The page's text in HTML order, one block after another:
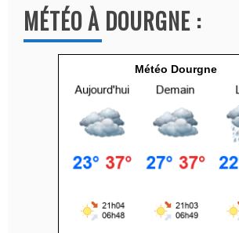
t
i
MÉTÉO À DOURGNE :
Météo Dourgne